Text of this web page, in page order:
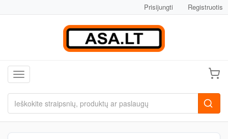
Prisijungti Registruotis
Toggle navigation